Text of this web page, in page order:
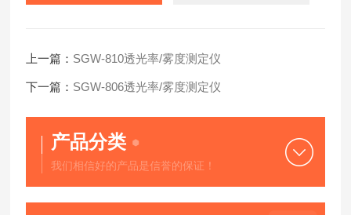
上一篇： SGW-810透光率/雾度测定仪
下一篇： SGW-806透光率/雾度测定仪
产品分类
我们相信好的产品是信誉的保证！